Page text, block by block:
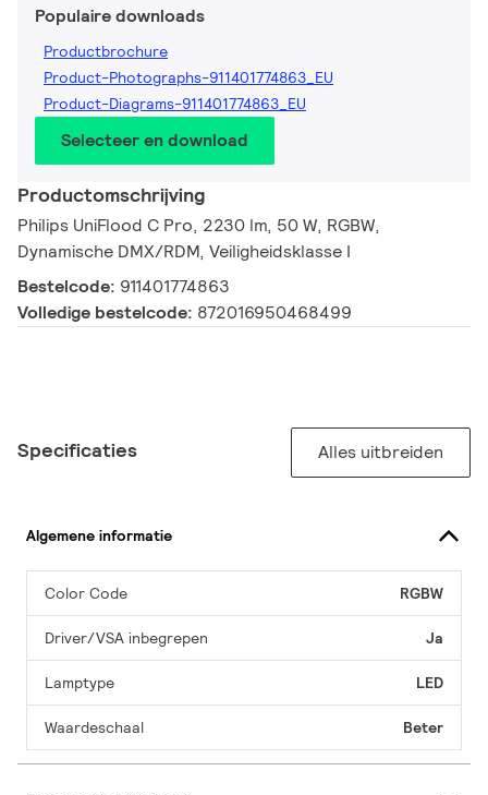
Populaire downloads
Productbrochure
Product-Photographs-911401774863_EU
Product-Diagrams-911401774863_EU
Selecteer en download
Productomschrijving
Philips UniFlood C Pro, 2230 lm, 50 W, RGBW,
Dynamische DMX/RDM, Veiligheidsklasse I
Bestelcode: 911401774863
Volledige bestelcode: 872016950468499
Specificaties Alles uitbreiden
Algemene informatie
Color Code RGBW
Driver/VSA inbegrepen Ja
Lamptype LED
Waardeschaal Beter